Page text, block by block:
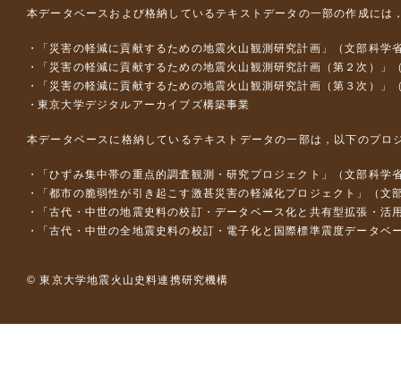
本データベースおよび格納しているテキストデータの一部の作成には
「災害の軽減に貢献するための地震火山観測研究計画」（文部科学
「災害の軽減に貢献するための地震火山観測研究計画（第２次）」
「災害の軽減に貢献するための地震火山観測研究計画（第３次）」
東京大学デジタルアーカイブズ構築事業
本データベースに格納しているテキストデータの一部は，以下のプロ
「ひずみ集中帯の重点的調査観測・研究プロジェクト」（文部科
「都市の脆弱性が引き起こす激甚災害の軽減化プロジェクト」（
「古代・中世の地震史料の校訂・データベース化と共有型拡張・
「古代・中世の全地震史料の校訂・電子化と国際標準震度データ
© 東京大学地震火山史料連携研究機構